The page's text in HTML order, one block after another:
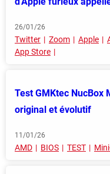
26/01/26
Twitter Zoom Apple
App Store
Test GMKtec NucBox
original et évolutif
11/01/26
AMD BIOS TEST